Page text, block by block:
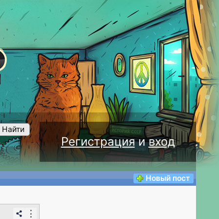
Регистрацияивход
Найти
Новый пост
⋮